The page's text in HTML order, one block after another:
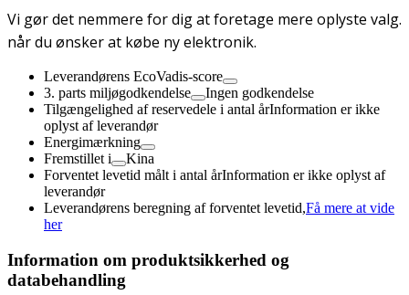
Vi gør det nemmere for dig at foretage mere oplyste valg.
når du ønsker at købe ny elektronik.
Leverandørens EcoVadis-score
3. parts miljøgodkendelse
Ingen godkendelse
Tilgængelighed af reservedele i antal årInformation er ikke
oplyst af leverandør
Energimærkning
Fremstillet i
Kina
Forventet levetid målt i antal årInformation er ikke oplyst af
leverandør
Leverandørens beregning af forventet levetid,Få mere at vide
her
Information om produktsikkerhed og
databehandling